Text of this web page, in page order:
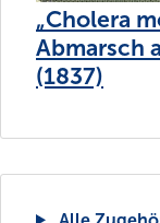
„Cholera
Abmarsch
(1837)